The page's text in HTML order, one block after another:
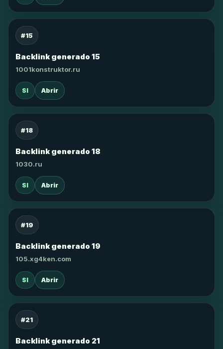
#15
Backlink generado 15
1001konstruktor.ru
SI Abrir
#18
Backlink generado 18
1030.ru
SI Abrir
#19
Backlink generado 19
105.xg4ken.com
SI Abrir
#21
Backlink generado 21